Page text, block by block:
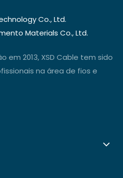
Co., Ltd.
Materials Co., Ltd.
em 2013, XSD Cable tem sido
na área de fios e